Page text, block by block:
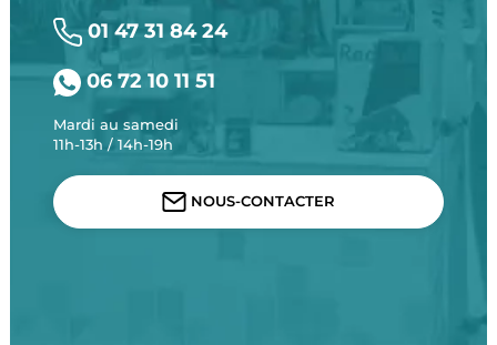
01 47 31 84 24
06 72 10 11 51
Mardi au samedi
11h-13h / 14h-19h
NOUS-CONTACTER